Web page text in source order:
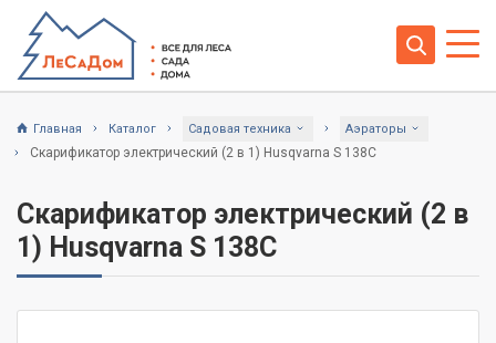
Главная Каталог Садовая техника Аэраторы
Скарификатор электрический (2 в 1) Husqvarna S 138C
Скарификатор электрический (2 в
1) Husqvarna S 138C